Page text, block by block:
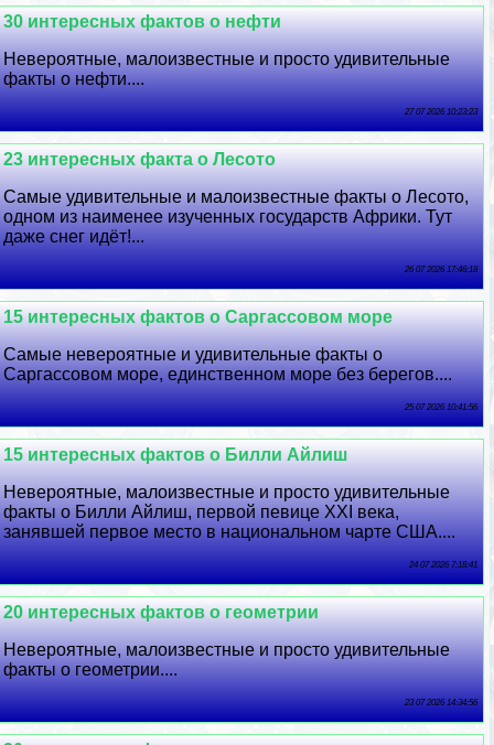
30 интересных фактов о нефти
Невероятные, малоизвестные и просто удивительные
факты о нефти....
27 07 2026 10:23:23
23 интересных факта о Лесото
Самые удивительные и малоизвестные факты о Лесото,
одном из наименее изученных государств Африки. Тут
даже снег идёт!...
26 07 2026 17:46:18
15 интересных фактов о Саргассовом море
Самые невероятные и удивительные факты о
Саргассовом море, единственном море без берегов....
25 07 2026 10:41:56
15 интересных фактов о Билли Айлиш
Невероятные, малоизвестные и просто удивительные
факты о Билли Айлиш, первой певице XXI века,
занявшей первое место в национальном чарте США....
24 07 2026 7:18:41
20 интересных фактов о геометрии
Невероятные, малоизвестные и просто удивительные
факты о геометрии....
23 07 2026 14:34:56